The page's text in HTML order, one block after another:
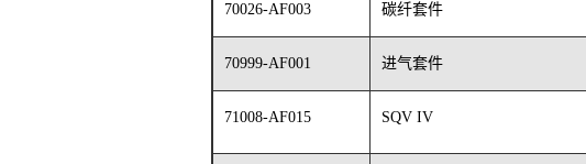
70026-AF003 碳纤套件
70999-AF001 进气套件
71008-AF015 SQV IV